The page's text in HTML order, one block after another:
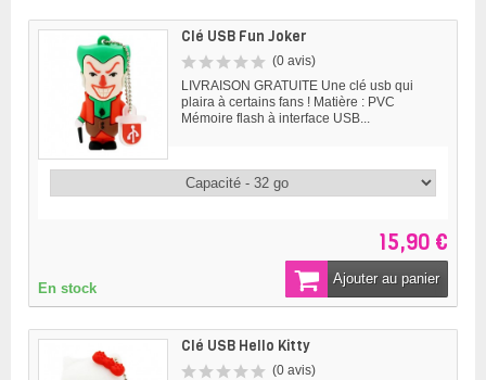
Clé USB Fun Joker
(0 avis)
LIVRAISON GRATUITE Une clé usb qui
plaira à certains fans ! Matière : PVC
Mémoire flash à interface USB...
15,90 €
En stock
Ajouter au panier
Clé USB Hello Kitty
(0 avis)